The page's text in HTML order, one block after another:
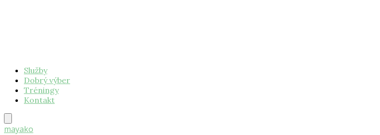
Služby
Dobrý výber
Tréningy
Kontakt
mayako